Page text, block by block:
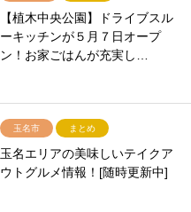
【植木中央公園】ドライブスル
ーキッチンが５月７日オープ
ン！お家ごはんが充実し…
玉名市 まとめ
玉名エリアの美味しいテイクア
ウトグルメ情報！[随時更新中]